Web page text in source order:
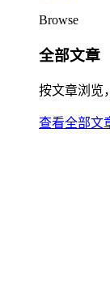
Browse
全部文章
按文章浏览
查看全部文